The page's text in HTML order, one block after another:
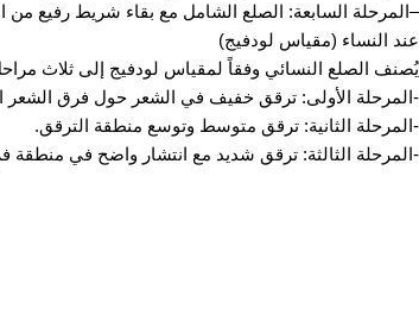
–المرحلة السابعة: الصلع الشامل مع بقاء شريط رفيع
عند النساء (مقياس لودفيج)
يُصنف الصلع النسائي وفقاً لمقياس لودفيج إلى ثلاث
-المرحلة الأولى: ترقق خفيف في الشعر حول فرق الشعر
-المرحلة الثانية: ترقق متوسط وتوسع منطقة الترقق.
-المرحلة الثالثة: ترقق شديد مع انتشار واضح في منطقة